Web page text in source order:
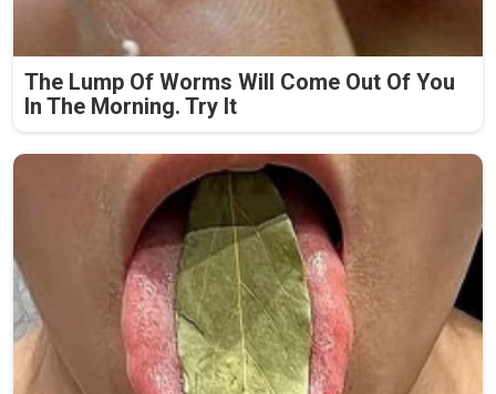
The Lump Of Worms Will Come Out Of You
In The Morning. Try It